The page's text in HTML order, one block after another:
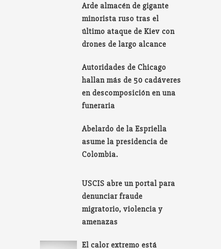
Arde almacén de gigante
minorista ruso tras el
último ataque de Kiev con
drones de largo alcance
Autoridades de Chicago
hallan más de 50 cadáveres
en descomposición en una
funeraria
Abelardo de la Espriella
asume la presidencia de
Colombia.
USCIS abre un portal para
denunciar fraude
migratorio, violencia y
amenazas
El calor extremo está